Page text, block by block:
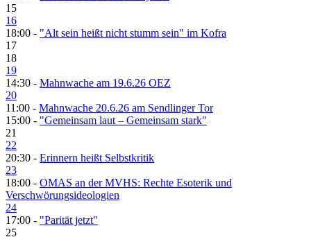
15
16
18:00 - "Alt sein heißt nicht stumm sein" im Kofra
17
18
19
14:30 - Mahnwache am 19.6.26 OEZ
20
11:00 - Mahnwache 20.6.26 am Sendlinger Tor
15:00 - "Gemeinsam laut – Gemeinsam stark"
21
22
20:30 - Erinnern heißt Selbstkritik
23
18:00 - OMAS an der MVHS: Rechte Esoterik und
Verschwörungsideologien
24
17:00 - "Parität jetzt"
25